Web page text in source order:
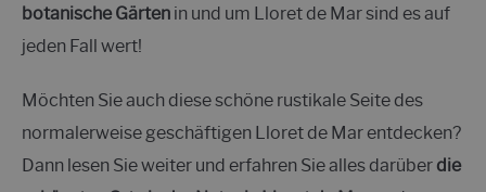
botanische Gärten in und um Lloret de Mar sind es auf
jeden Fall wert!
Möchten Sie auch diese schöne rustikale Seite des
normalerweise geschäftigen Lloret de Mar entdecken?
Dann lesen Sie weiter und erfahren Sie alles darüber die